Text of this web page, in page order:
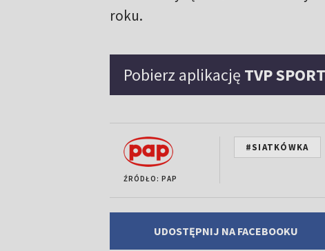
roku.
Pobierz aplikację TVP SPORT
ŹRÓDŁO: PAP
#SIATKÓWKA
UDOSTĘPNIJ NA FACEBOOKU